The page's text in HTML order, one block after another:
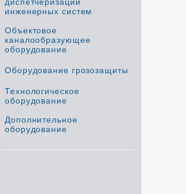
инженерных систем
Объектовое
каналообразующее
оборудование
Оборудование грозозащиты
Технологическое
оборудование
Дополнительное
оборудование